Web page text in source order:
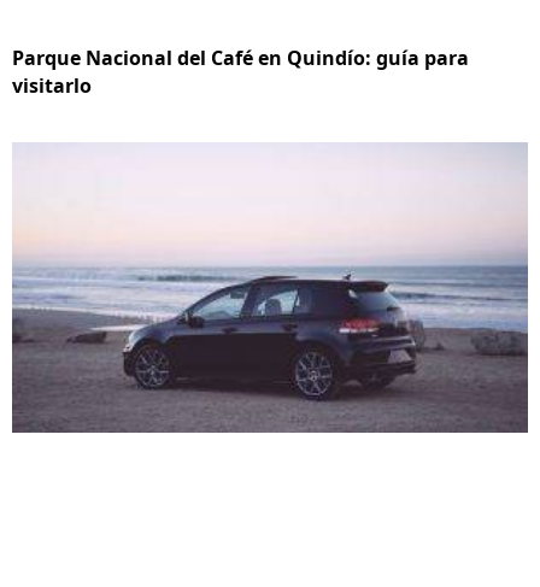
Parque Nacional del Café en Quindío: guía para
visitarlo